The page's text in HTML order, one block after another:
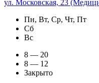
ул. Московская, 23
Пн, Вт, Ср, Чт, Пт
Сб
Вс
8 — 20
8 — 12
Закрыто